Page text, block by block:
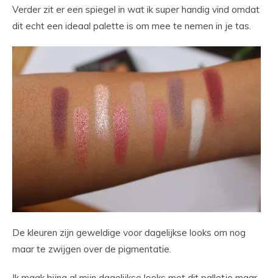
Verder zit er een spiegel in wat ik super handig vind omdat
dit echt een ideaal palette is om mee te nemen in je tas.
De kleuren zijn geweldige voor dagelijkse looks om nog
maar te zwijgen over de pigmentatie.